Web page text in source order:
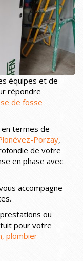
équipes et de
répondre
de fosse
termes de
Porzay,
de votre
en phase avec
accompagne
ou
pour votre
plombier